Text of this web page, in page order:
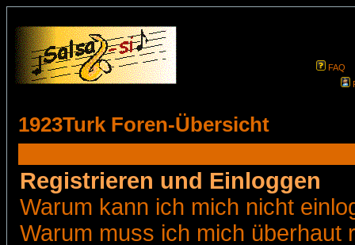
FAQ
1923Turk Foren-Übersicht
Registrieren und Einloggen
Warum kann ich mich nicht
Warum muss ich mich überhaut